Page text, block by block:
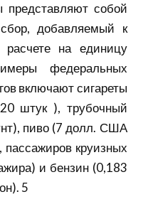
представляют собой
добавляемый к
расчете на единицу
федеральных
включают сигареты
штук ), трубочный
пиво (7 долл. США
круизных
и бензин (0,183
5